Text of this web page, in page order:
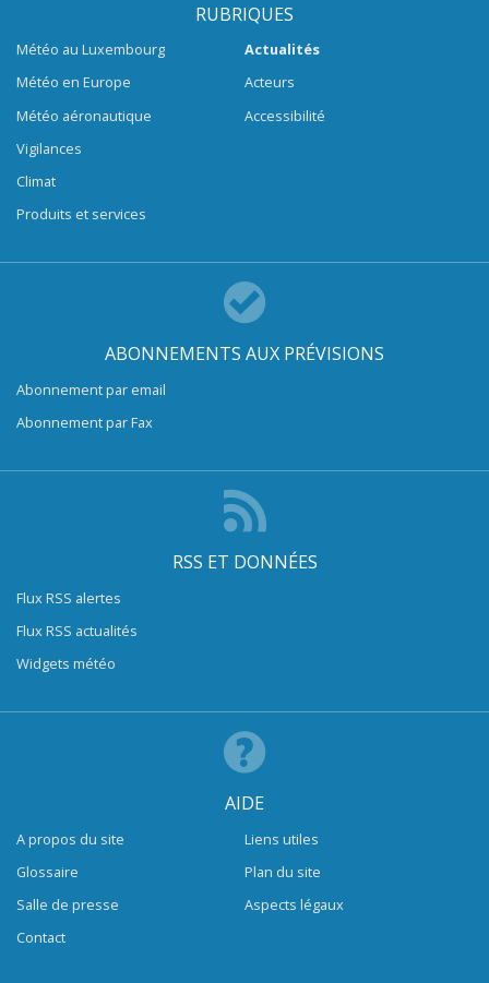
RUBRIQUES
Météo au Luxembourg
Météo en Europe
Météo aéronautique
Vigilances
Climat
Produits et services
Actualités
Acteurs
Accessibilité
ABONNEMENTS AUX PRÉVISIONS
Abonnement par email
Abonnement par Fax
RSS ET DONNÉES
Flux RSS alertes
Flux RSS actualités
Widgets météo
AIDE
A propos du site
Glossaire
Salle de presse
Contact
Liens utiles
Plan du site
Aspects légaux